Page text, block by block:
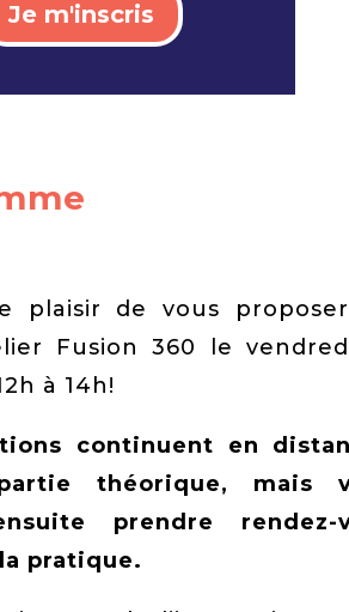
Je m'inscris
plaisir de vous
Fusion 360 le
à 14h!
continuent en
théorique, mais
prendre rendez-
pratique.